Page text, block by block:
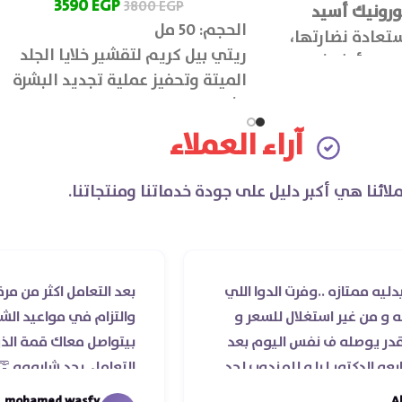
أسيد
نضارتها،
أكثر شباب
3800EGP
3590EGP
الحجم: 50 مل
ريتي بيل كريم لتقشير خلايا الجلد
الميتة وتحفيز عملية تجديد البشرة
بشكل طبيعي، مما يعزز صحة الجلد
ويمنحها مظهر شاب ومشرق.
آراء العملاء
هي أكبر دليل على جودة خدماتنا ومنتجاتنا.
الدوا اللي
للسعر و
نفس اليوم بعد
و للمندوب لحد
..فضل يتابع
بعد التعامل اكثر من مرة مع
والتزام في مواعيد الشحن
بيتواصل معاك قمة الذوق
التعامل. بجد شابووو 👏‏